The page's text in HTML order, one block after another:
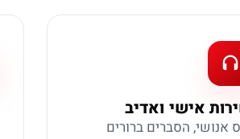
אישי ואדיב
אנושי, הסברים ברורים